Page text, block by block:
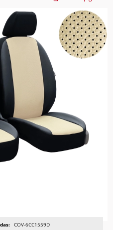
COV-6CC1559D